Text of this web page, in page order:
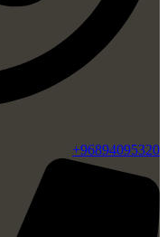
96894095320+